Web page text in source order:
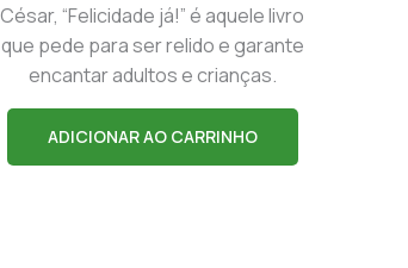
César, “Felicidade já!” é aquele livro
que pede para ser relido e garante
encantar adultos e crianças.
ADICIONAR AO CARRINHO